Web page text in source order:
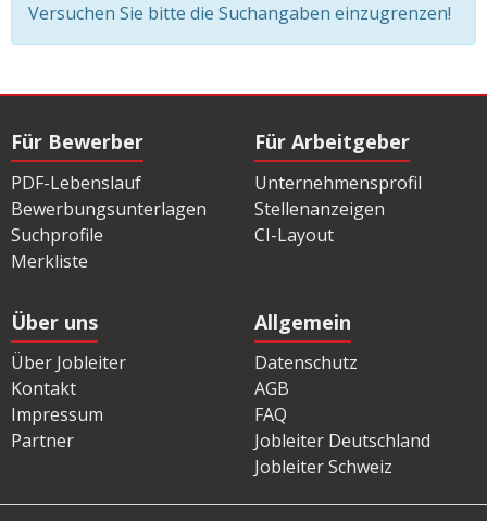
Versuchen Sie bitte die Suchangaben einzugrenzen!
Für Bewerber
PDF-Lebenslauf
Bewerbungsunterlagen
Suchprofile
Merkliste
Für Arbeitgeber
Unternehmensprofil
Stellenanzeigen
CI-Layout
Über uns
Über Jobleiter
Kontakt
Impressum
Partner
Allgemein
Datenschutz
AGB
FAQ
Jobleiter Deutschland
Jobleiter Schweiz